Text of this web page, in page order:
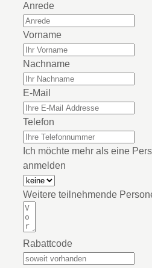
Anrede
Vorname
Nachname
E-Mail
Telefon
Ich möchte mehr als eine
anmelden
Weitere teilnehmende
Rabattcode